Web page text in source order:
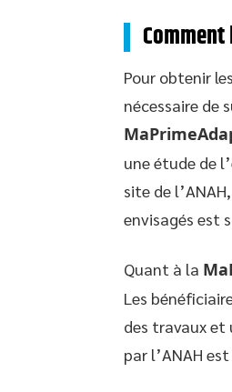
Pour obtenir
nécessaire de
une étude de
site de
envisagés est
Quant à la
Les
des travaux et
par l’ANAH